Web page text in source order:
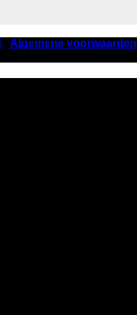
Algemene voorwaarden